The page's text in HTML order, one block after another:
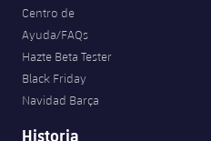
Centro de
Ayuda/FAQs
Hazte Beta Tester
Black Friday
Navidad Barça
Historia